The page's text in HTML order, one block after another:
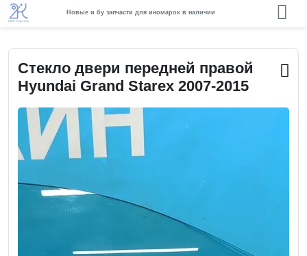
Новые и бу запчасти для иномарок в наличии
Стекло двери передней правой
Hyundai Grand Starex 2007-2015